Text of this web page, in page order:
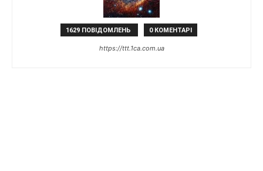
1629 ПОВІДОМЛЕНЬ 0 КОМЕНТАРІ
https://ttt.1ca.com.ua